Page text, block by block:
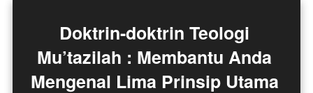
Doktrin-doktrin Teologi
Mu’tazilah : Membantu Anda
Mengenal Lima Prinsip Utama